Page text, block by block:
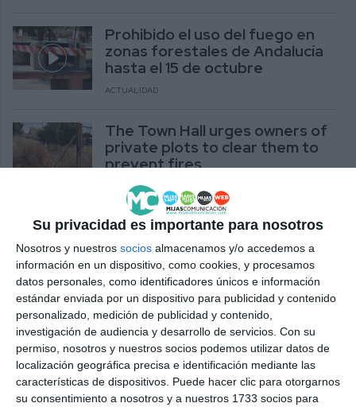
Su privacidad es importante para nosotros
Nosotros y nuestros socios almacenamos y/o accedemos a
información en un dispositivo, como cookies, y procesamos
datos personales, como identificadores únicos e información
estándar enviada por un dispositivo para publicidad y contenido
personalizado, medición de publicidad y contenido,
investigación de audiencia y desarrollo de servicios. Con su
permiso, nosotros y nuestros socios podemos utilizar datos de
localización geográfica precisa e identificación mediante las
características de dispositivos. Puede hacer clic para otorgarnos
su consentimiento a nosotros y a nuestros 1733 socios para
Prohibido el uso del fuego en
zonas forestales de Andalucía
hasta el 15 de octubre
ACTUALIDAD
The Town Hall urges owners of
private plots to clear them to
prevent fires
ACTUALIDAD
El consistorio insta a los dueños
de parcelas privadas a limpiarlas
para evitar incendios
ACTUALIDAD
El Infoca reduce masa vegetal
en la zona de El Chaparral para
prevenir incendios
ACTUALIDAD